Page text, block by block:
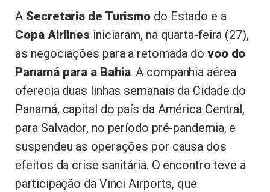
A Secretaria de Turismo do Estado e a
Copa Airlines iniciaram, na quarta-feira (27),
as negociações para a retomada do voo do
Panamá para a Bahia. A companhia aérea
oferecia duas linhas semanais da Cidade do
Panamá, capital do país da América Central,
para Salvador, no período pré-pandemia, e
suspendeu as operações por causa dos
efeitos da crise sanitária. O encontro teve a
participação da Vinci Airports, que